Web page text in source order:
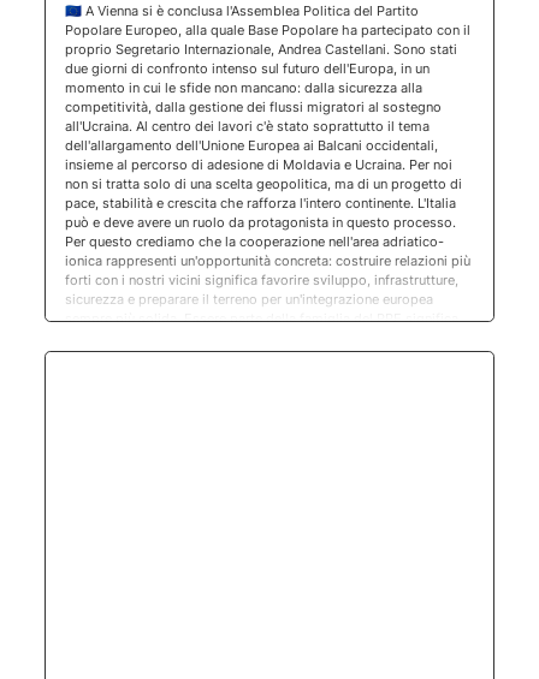
🇪🇺 A Vienna si è conclusa l'Assemblea Politica del Partito
Popolare Europeo, alla quale Base Popolare ha partecipato con il
proprio Segretario Internazionale, Andrea Castellani. Sono stati
due giorni di confronto intenso sul futuro dell'Europa, in un
momento in cui le sfide non mancano: dalla sicurezza alla
competitività, dalla gestione dei flussi migratori al sostegno
all'Ucraina. Al centro dei lavori c'è stato soprattutto il tema
dell'allargamento dell'Unione Europea ai Balcani occidentali,
insieme al percorso di adesione di Moldavia e Ucraina. Per noi
non si tratta solo di una scelta geopolitica, ma di un progetto di
pace, stabilità e crescita che rafforza l'intero continente. L'Italia
può e deve avere un ruolo da protagonista in questo processo.
Per questo crediamo che la cooperazione nell'area adriatico-
ionica rappresenti un'opportunità concreta: costruire relazioni più
forti con i nostri vicini significa favorire sviluppo, infrastrutture,
sicurezza e preparare il terreno per un'integrazione europea
sempre più solida. Essere parte della famiglia del PPE significa
un'Europa più forte, capace di affrontare le sfide del presente